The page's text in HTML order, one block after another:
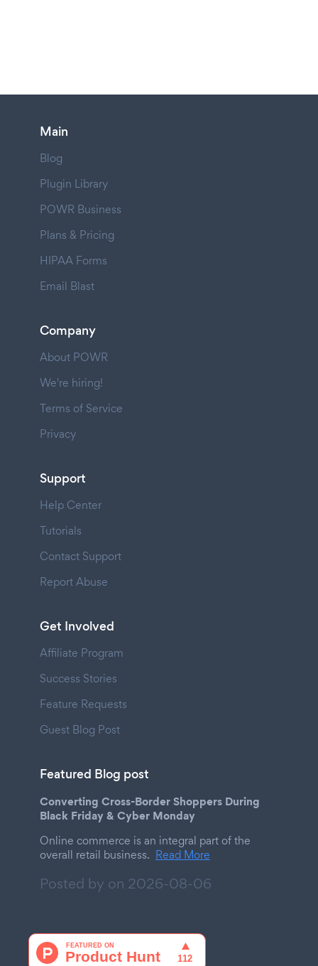
Main
Blog
Plugin Library
POWR Business
Plans & Pricing
HIPAA Forms
Email Blast
Company
About POWR
We're hiring!
Terms of Service
Privacy
Support
Help Center
Tutorials
Contact Support
Report Abuse
Get Involved
Affiliate Program
Success Stories
Feature Requests
Guest Blog Post
Featured Blog post
Converting Cross-Border Shoppers During
Black Friday & Cyber Monday
Online commerce is an integral part of the
overall retail business. Read More
Posted by on 2026-08-06